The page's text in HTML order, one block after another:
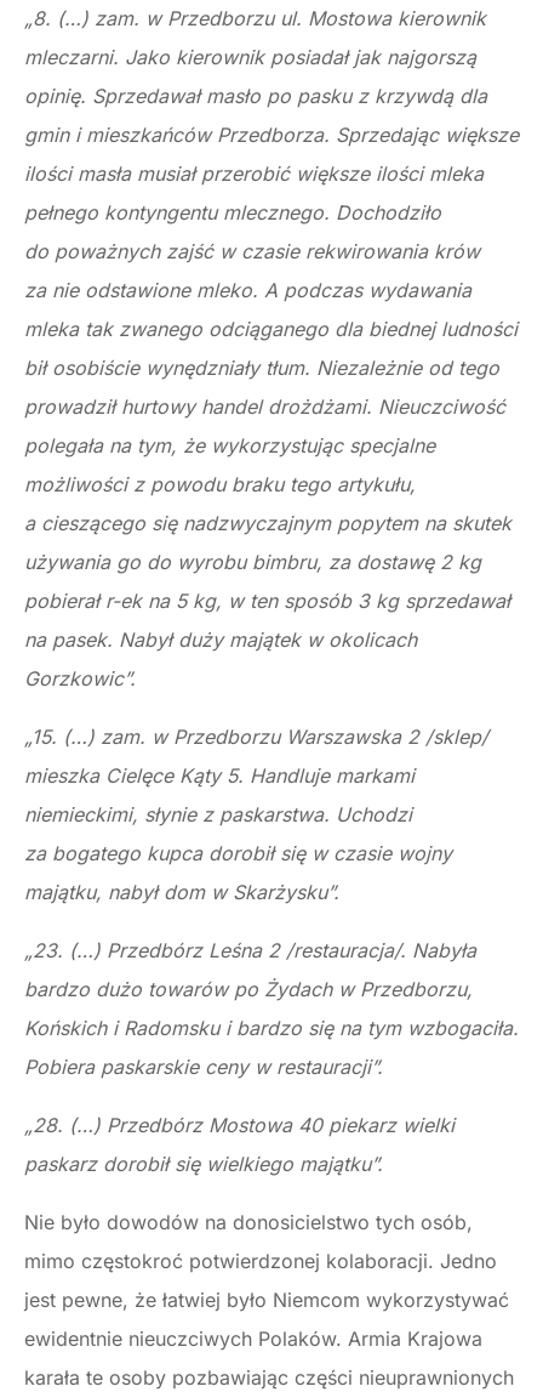
„8. (…) zam. w Przedborzu ul. Mostowa kierownik
mleczarni. Jako kierownik posiadał jak najgorszą
opinię. Sprzedawał masło po pasku z krzywdą dla
gmin i mieszkańców Przedborza. Sprzedając większe
ilości masła musiał przerobić większe ilości mleka
pełnego kontyngentu mlecznego. Dochodziło
do poważnych zajść w czasie rekwirowania krów
za nie odstawione mleko. A podczas wydawania
mleka tak zwanego odciąganego dla biednej ludności
bił osobiście wynędzniały tłum. Niezależnie od tego
prowadził hurtowy handel drożdżami. Nieuczciwość
polegała na tym, że wykorzystując specjalne
możliwości z powodu braku tego artykułu,
a cieszącego się nadzwyczajnym popytem na skutek
używania go do wyrobu bimbru, za dostawę 2 kg
pobierał r-ek na 5 kg, w ten sposób 3 kg sprzedawał
na pasek. Nabył duży majątek w okolicach
Gorzkowic”.
„15. (…) zam. w Przedborzu Warszawska 2 /sklep/
mieszka Cielęce Kąty 5. Handluje markami
niemieckimi, słynie z paskarstwa. Uchodzi
za bogatego kupca dorobił się w czasie wojny
majątku, nabył dom w Skarżysku”.
„23. (…) Przedbórz Leśna 2 /restauracja/. Nabyła
bardzo dużo towarów po Żydach w Przedborzu,
Końskich i Radomsku i bardzo się na tym wzbogaciła.
Pobiera paskarskie ceny w restauracji”.
„28. (…) Przedbórz Mostowa 40 piekarz wielki
paskarz dorobił się wielkiego majątku”.
Nie było dowodów na donosicielstwo tych osób,
mimo częstokroć potwierdzonej kolaboracji. Jedno
jest pewne, że łatwiej było Niemcom wykorzystywać
ewidentnie nieuczciwych Polaków. Armia Krajowa
karała te osoby pozbawiając części nieuprawnionych